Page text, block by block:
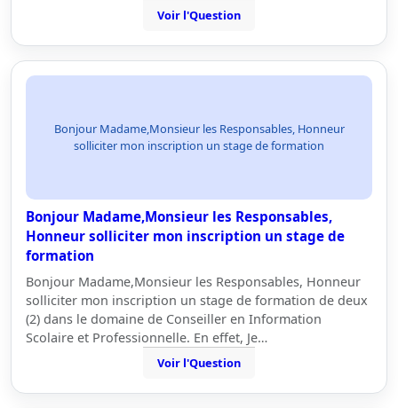
Voir l'Question
Bonjour Madame,Monsieur les Responsables, Honneur
solliciter mon inscription un stage de formation
Bonjour Madame,Monsieur les Responsables,
Honneur solliciter mon inscription un stage de
formation
Bonjour Madame,Monsieur les Responsables, Honneur
solliciter mon inscription un stage de formation de deux
(2) dans le domaine de Conseiller en Information
Scolaire et Professionnelle. En effet, Je…
Voir l'Question